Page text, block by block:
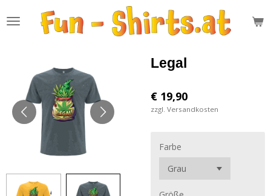
Hauptinhalt
Legal
€ 19,90
zzgl. Versandkosten
Farbe